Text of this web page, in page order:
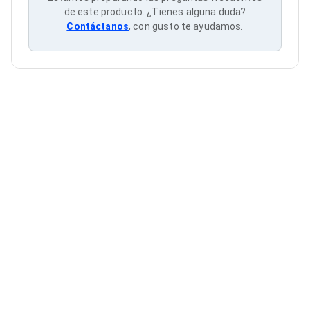
Cableado Estructurado para Servidores
Cables KVM
Fuentes de Poder
Enfriamiento para Servidores
Soportes y Paneles
de este producto. ¿Tienes alguna duda?
Contáctanos, con gusto te ayudamos.